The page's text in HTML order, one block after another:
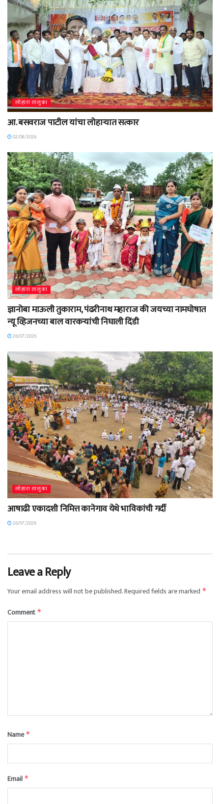
लोहारा तालुका
आ. बसवराज पाटील यांचा लोहाऱ्यात सत्कार
02/08/2026
लोहारा तालुका
ज्ञानोबा माऊली तुकाराम, पंढरीनाथ महाराज की जयच्या नामघोषात
न्यू व्हिजनच्या बाल वारकऱ्यांची निघाली दिंडी
26/07/2026
लोहारा तालुका
आषाढी एकादशी निमित्त कानेगाव येथे भाविकांची गर्दी
26/07/2026
Leave a Reply
Your email address will not be published.Required fields are marked *
Comment *
Name*
Email *